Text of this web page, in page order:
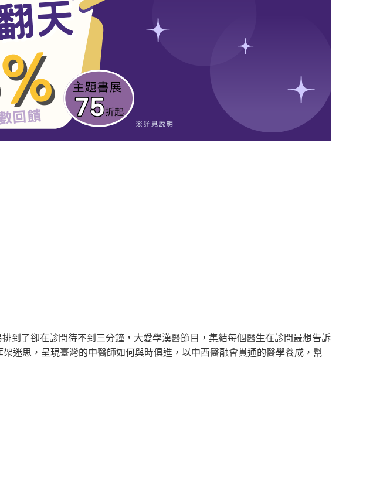
到了卻在診間待不到三分鐘，大愛學漢醫節目，集結每個醫生在診間最想告訴
迷思，呈現臺灣的中醫師如何與時俱進，以中西醫融會貫通的醫學養成，幫